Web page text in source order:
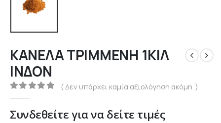
ΚΑΝΕΛΑ ΤΡΙΜΜΕΝΗ 1ΚΙΛ
ΙΝΔΟΝ
0out of 5
( Δεν υπάρχει καμία αξιολόγηση ακόμη. )
Συνδεθείτε για να δείτε τιμές